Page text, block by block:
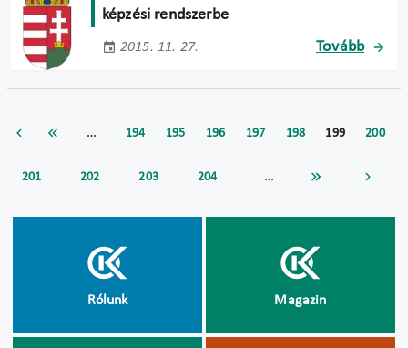
képzési rendszerbe
2015. 11. 27. Tovább
… 194 195 196 197 198 199 200
201 202 203 204 …
Rólunk Magazin